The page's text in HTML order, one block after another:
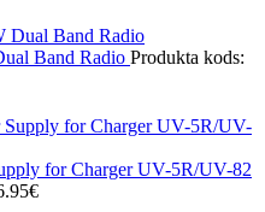
Band Radio Produkta kods:
for Charger UV-5R/UV-82